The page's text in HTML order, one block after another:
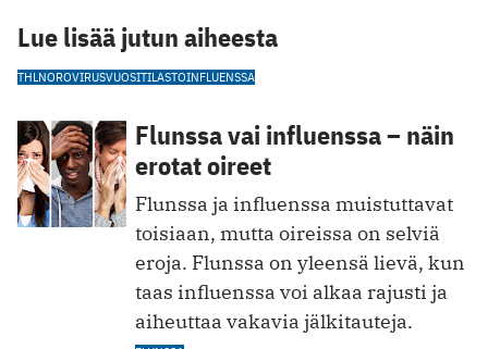
Lue lisää jutun aiheesta
THLNOROVIRUSVUOSITILASTOINFLUENSSA
Flunssa vai influenssa – näin
erotat oireet
Flunssa ja influenssa muistuttavat
toisiaan, mutta oireissa on selviä
eroja. Flunssa on yleensä lievä, kun
taas influenssa voi alkaa rajusti ja
aiheuttaa vakavia jälkitauteja.